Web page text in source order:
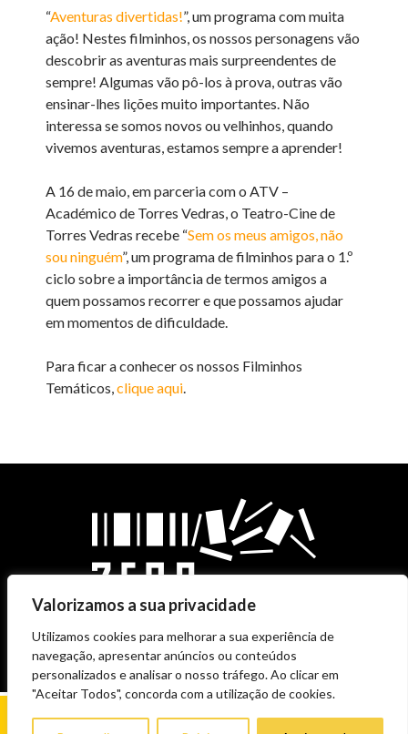
Valorizamos a sua privacidade
Utilizamos cookies para melhorar a sua experiência de
navegação, apresentar anúncios ou conteúdos
personalizados e analisar o nosso tráfego. Ao clicar em
"Aceitar Todos", concorda com a utilização de cookies.
“Aventuras divertidas!”, um programa com muita
ação! Nestes filminhos, os nossos personagens vão
descobrir as aventuras mais surpreendentes de
sempre! Algumas vão pô-los à prova, outras vão
ensinar-lhes lições muito importantes. Não
interessa se somos novos ou velhinhos, quando
vivemos aventuras, estamos sempre a aprender!
A 16 de maio, em parceria com o ATV –
Académico de Torres Vedras, o Teatro-Cine de
Torres Vedras recebe “Sem os meus amigos, não
sou ninguém”, um programa de filminhos para o 1.º
ciclo sobre a importância de termos amigos a
quem possamos recorrer e que possamos ajudar
em momentos de dificuldade.
Para ficar a conhecer os nossos Filminhos
Temáticos,clique aqui.